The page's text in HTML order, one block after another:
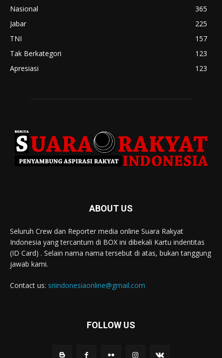
Nasional
365
Jabar
225
TNI
157
Tak Berkategori
123
Apresiasi
123
ABOUT US
Seluruh Crew dan Reporter media online Suara Rakyat
Indonesia yang tercantum di BOX ini dibekali Kartu indentitas
(ID Card) . Selain nama nama tersebut di atas, bukan tanggung
jawab kami.
Contact us: sriindonesiaonline@gmail.com
FOLLOW US